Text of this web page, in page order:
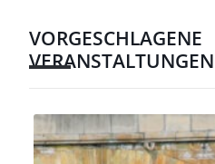
VORGESCHLAGENE
VERANSTALTUNGEN